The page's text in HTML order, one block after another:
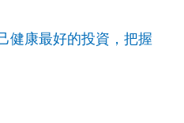
健康最好的投資，把握